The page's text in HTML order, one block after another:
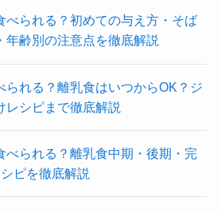
べられる？初めての与え方・そば
年齢別の注意点を徹底解説
られる？離乳食はいつからOK？ジ
レシピまで徹底解説
べられる？離乳食中期・後期・完
ピを徹底解説